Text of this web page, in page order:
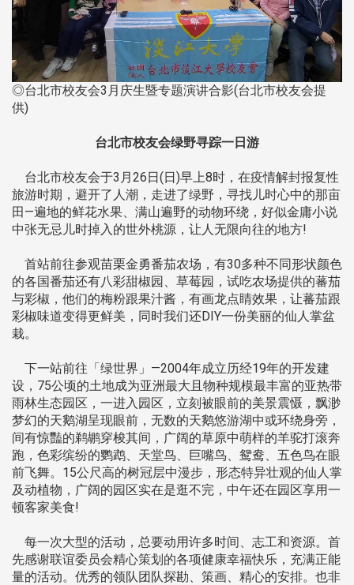
◎台北市校友会3月庆生暨专题演讲合影(台北市校友会提
供)
台北市校友会绿野寻踪一日游
台北市校友会于3月26日(日)早上8时，在疫情解封报复性
旅游时期，避开了人潮，走进了绿野，寻找儿时心中的那亩
田—遍地的鲜花水果、满山遍野的动物环绕，好似金庸小说
中张无忌儿时掉入的世外桃源，让人无限向往的地方!
首站前往参观苗栗金勇番茄农场，有30多种不同形状颜色
的各国番茄还有八彩甜椒园、草莓园，试吃农场提供的蕃茄
与彩椒，他们的梅粉跟果汁酱，有画龙点睛效果，让蕃茄跟
彩椒味道变得更鲜美，同时我们还DIY一份美丽的仙人掌盆
栽。
下一站前往「绿世界」—2004年成立历经19年的开发建
设，75公顷的土地成为亚洲最大且物种规模最丰富的亚热带
雨林生态园区，一进入园区，立刻被眼前的美景震慑，飘渺
梦幻的天鹅湖呈现眼前，无数的天鹅悠游湖中或环绕身旁，
间有惊豔的鹈鹕穿梭其间，广阔的草原中萌样的羊驼打滚奔
跑，色彩缤纷的鹦鹉、天堂鸟、巨嘴鸟、鸳鸯、五色鸟在眼
前飞舞。15公尺高的树冠层中漫步，形态特异壮观的仙人掌
及动植物，广阔的园区实在是逛不完，中午还在园区享用一
顿客家美食!
每一次大型的活动，总要动用许多时间、志工和资源。首
先感谢联谊委员会精心策划的各项健康幸福快乐，充满正能
量的活动。优秀的领队团队探勘、策画、精心的安排。也非